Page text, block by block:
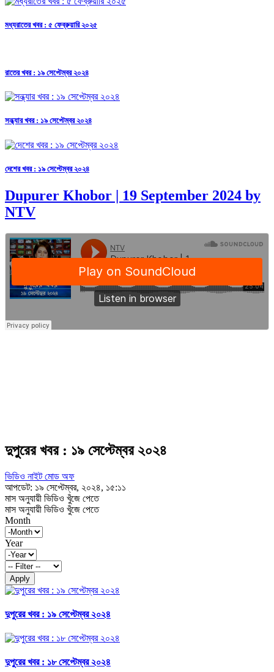
মধ্যরাতের খবর : ৫ ফেব্রুয়ারি ২০২৫
রাতের খবর : ১৯ সেপ্টেম্বর ২০২৪
সন্ধ্যার খবর : ১৯ সেপ্টেম্বর ২০২৪
দেশের খবর : ১৯ সেপ্টেম্বর ২০২৪
Dupurer Khobor | 19 September 2024 by
NTV
দুপুরের খবর : ১৯ সেপ্টেম্বর ২০২৪
ভিডিও নাইট মোড অফ
আপডেট: ১৯ সেপ্টেম্বর, ২০২৪, ১৫:১১
মাস অনুযায়ী ভিডিও খুঁজে পেতে
মাস অনুযায়ী ভিডিও খুঁজে পেতে
Month
Year
Apply
দুপুরের খবর : ১৯ সেপ্টেম্বর ২০২৪
দুপুরের খবর : ১৮ সেপ্টেম্বর ২০২৪